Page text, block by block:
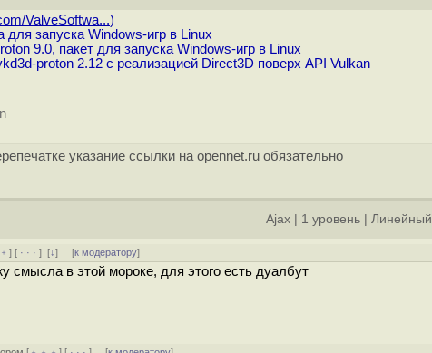
ValveSoftwa...)
запуска Windows-игр в Linux
9.0, пакет для запуска Windows-игр в Linux
proton 2.12 c реализацией Direct3D поверх API Vulkan
указание ссылки на opennet.ru обязательно
Ajax 1 уровень Линейный
] [ · · ·][↓] [к модератору]
в этой мороке, для этого есть дуалбут